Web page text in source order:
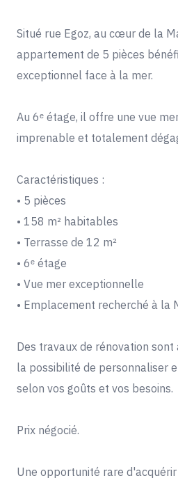
Situé rue Egoz, au cœur de la
appartement de 5 pièces
exceptionnel face à la mer.
Au 6ᵉ étage, il offre une vue
imprenable et totalement
Caractéristiques :
• 5 pièces
• 158 m² habitables
• Terrasse de 12 m²
• 6ᵉ étage
• Vue mer exceptionnelle
• Emplacement recherché à la
Des travaux de rénovation
la possibilité de personnaliser
selon vos goûts et vos besoins.
Prix négocié.
Une opportunité rare